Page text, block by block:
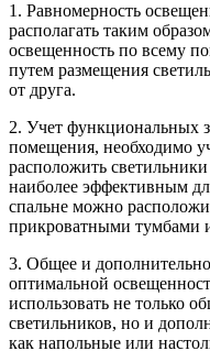
1. Равномерность
располагать таким
освещенность по всему
путем размещения
от друга.
2. Учет функциональных
помещения, необходимо
расположить
наиболее эффективным
спальне можно
прикроватными тумбами
3. Общее и
оптимальной
использовать не только
светильников, но и
как напольные или